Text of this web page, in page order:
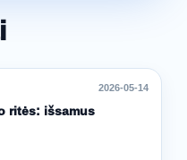
2026-05-14
ritės: išsamus